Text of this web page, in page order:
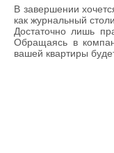
В завершении
как журнальный
Достаточно лишь
Обращаясь в
вашей квартиры